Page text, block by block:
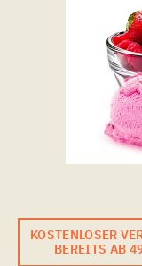
KOSTENLOSER
BEREITS AB